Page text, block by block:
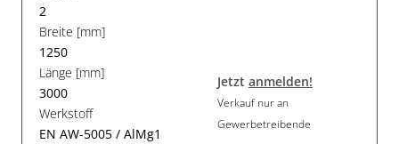
2
Breite [mm]
1250
Länge [mm]
3000
Werkstoff
EN AW-5005 / AlMg1
Jetzt anmelden!
Verkauf nur an
Gewerbetreibende